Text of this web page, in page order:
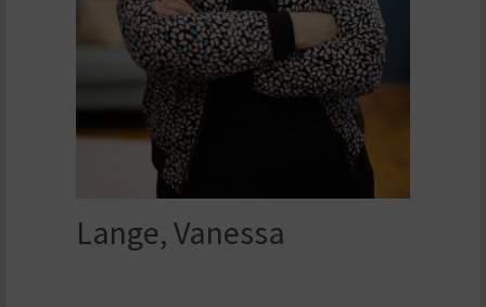
Lange, Vanessa